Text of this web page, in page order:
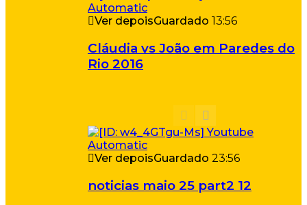
Ver depoisGuardado 13:56
Cláudia vs João em Paredes do
Rio 2016
Ver depoisGuardado 23:56
noticias maio 25 part2 12